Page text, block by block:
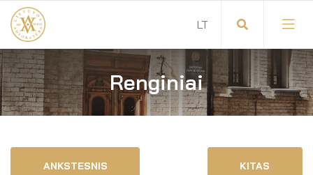
Visuotinis advokatų susirinkimas
Advokatų tarybos pirmininkas
Advokatų taryba
Savitarna
Renginiai
ANKSTESNIS KITAS